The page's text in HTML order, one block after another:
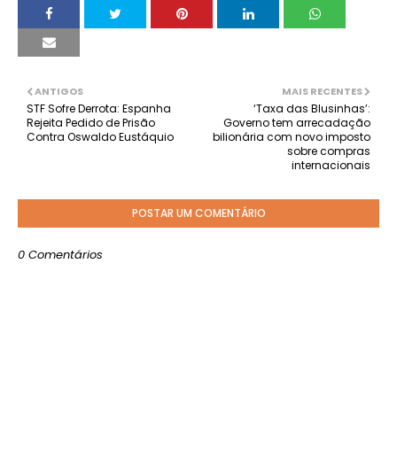
MAIS RECENTES
‘Taxa das Blusinhas’:
Governo tem arrecadação
bilionária com novo imposto
sobre compras
internacionais
ANTIGOS
STF Sofre Derrota: Espanha
Rejeita Pedido de Prisão
Contra Oswaldo Eustáquio
POSTAR UM COMENTÁRIO
0 Comentários